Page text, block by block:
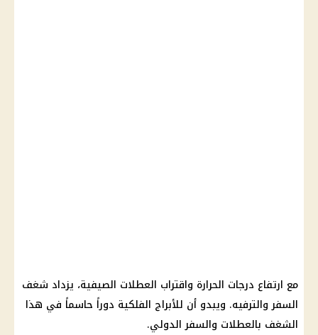
مع ارتفاع درجات الحرارة واقتراب العطلات الصيفية، يزداد شغف
السفر والترفيه. ويبدو أن للأبراج الفلكية دوراً حاسماً في هذا
الشغف بالعطلات والسفر الدولي.